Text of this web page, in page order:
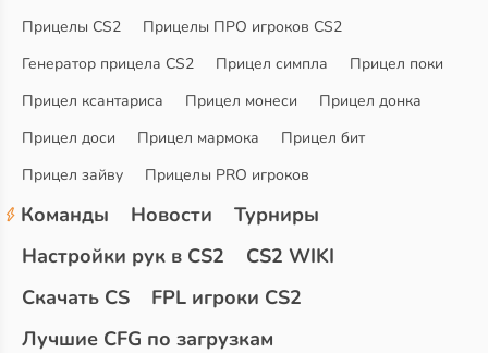
Прицелы CS2
Прицелы ПРО игроков CS2
Генератор прицела CS2
Прицел симпла
Прицел поки
Прицел ксантариса
Прицел монеси
Прицел донка
Прицел доси
Прицел мармока
Прицел бит
Прицел зайву
Прицелы PRO игроков
Команды Новости
Турниры
Настройки рук в CS2
CS2 WIKI
Скачать CS
FPL игроки CS2
Лучшие CFG по загрузкам